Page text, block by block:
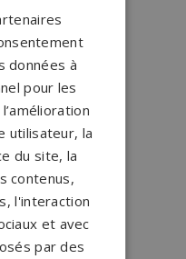
en France
granits et de
données à
pour les
utilisateur, la
du site, la
contenus,
l'interaction
et avec
par des